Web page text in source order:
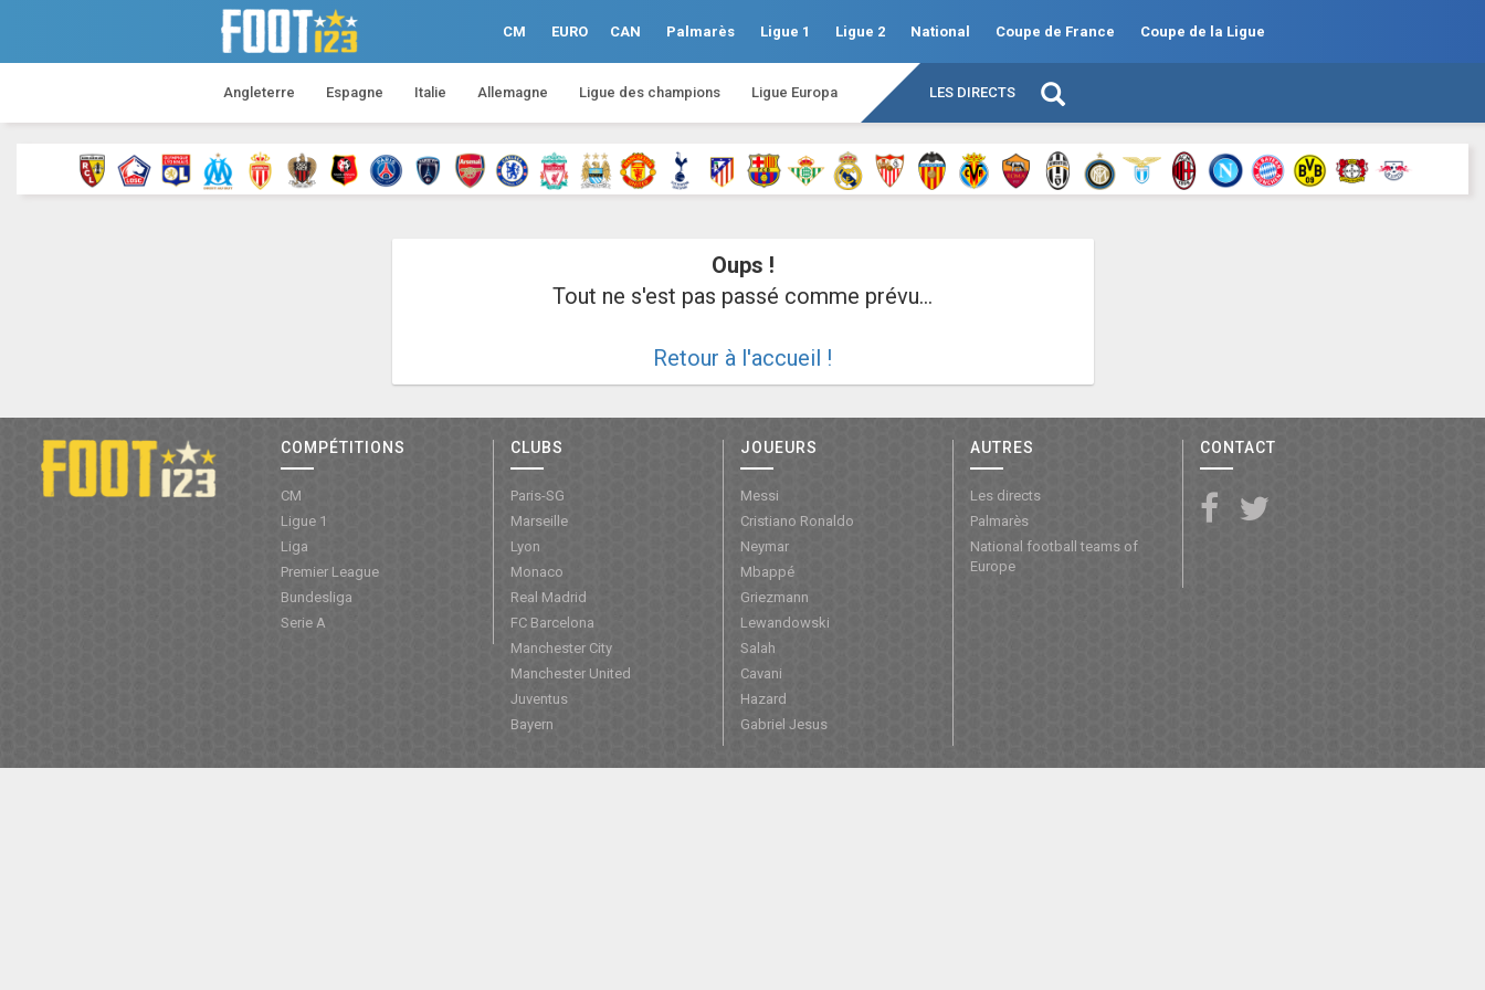
CM EURO CAN Palmarès Ligue 1 Ligue 2 National Coupe de France Coupe de la Ligue
Angleterre Espagne Italie Allemagne Ligue des champions Ligue Europa LES DIRECTS
Oups !
Tout ne s'est pas passé comme prévu...
Retour à l'accueil !
COMPÉTITIONS
CM
Ligue 1
Liga
Premier League
Bundesliga
Serie A
CLUBS
Paris-SG
Marseille
Lyon
Monaco
Real Madrid
FC Barcelona
Manchester City
Manchester United
Juventus
Bayern
JOUEURS
Messi
Cristiano Ronaldo
Neymar
Mbappé
Griezmann
Lewandowski
Salah
Cavani
Hazard
Gabriel Jesus
AUTRES
Les directs
Palmarès
National football teams of
Europe
CONTACT